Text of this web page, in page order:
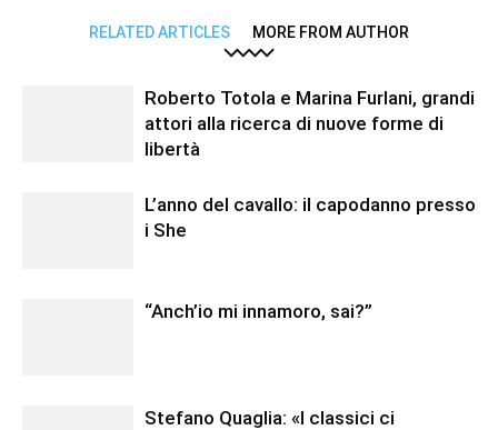
RELATED ARTICLES MORE FROM AUTHOR
Roberto Totola e Marina Furlani, grandi
attori alla ricerca di nuove forme di
libertà
L’anno del cavallo: il capodanno presso
i She
“Anch’io mi innamoro, sai?”
Stefano Quaglia: «I classici ci